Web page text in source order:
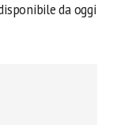
da oggi